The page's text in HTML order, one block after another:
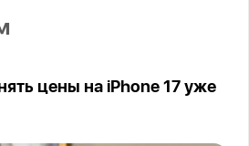
цены на iPhone 17 уже